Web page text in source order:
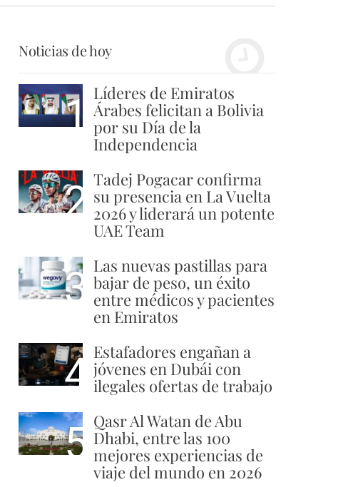
Noticias de hoy
1 Líderes de Emiratos
Árabes felicitan a Bolivia
por su Día de la
Independencia
2 Tadej Pogacar confirma
su presencia en La Vuelta
2026 y liderará un potente
UAE Team
3 Las nuevas pastillas para
bajar de peso, un éxito
entre médicos y pacientes
en Emiratos
4 Estafadores engañan a
jóvenes en Dubái con
ilegales ofertas de trabajo
5 Qasr Al Watan de Abu
Dhabi, entre las 100
mejores experiencias de
viaje del mundo en 2026